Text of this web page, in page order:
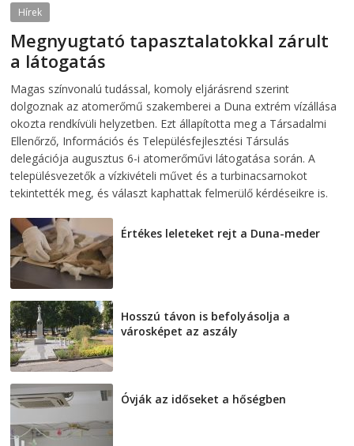
Hírek
Megnyugtató tapasztalatokkal zárult
a látogatás
Magas színvonalú tudással, komoly eljárásrend szerint
dolgoznak az atomerőmű szakemberei a Duna extrém vízállása
okozta rendkívüli helyzetben. Ezt állapította meg a Társadalmi
Ellenőrző, Információs és Településfejlesztési Társulás
delegációja augusztus 6-i atomerőművi látogatása során. A
településvezetők a vízkivételi művet és a turbinacsarnokot
tekintették meg, és választ kaphattak felmerülő kérdéseikre is.
Értékes leleteket rejt a Duna-meder
Hosszú távon is befolyásolja a
városképet az aszály
Óvják az időseket a hőségben